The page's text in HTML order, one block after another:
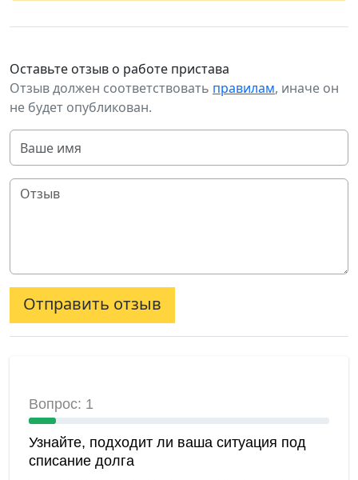
Оставьте отзыв о работе пристава
Отзыв должен соответствовать правилам, иначе он
не будет опубликован.
Отправить отзыв